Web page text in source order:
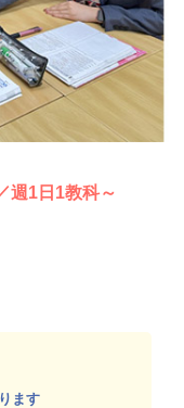
週1日1教科～
ます